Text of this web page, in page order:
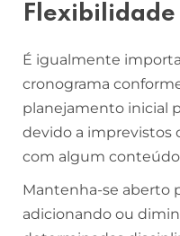
É igualmente
cronograma
planejamento inicial
devido a imprevistos
com algum
Mantenha-se aberto
adicionando ou